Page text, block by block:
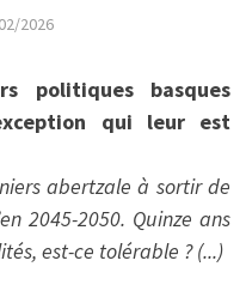
2026
politiques basques
qui leur est
abertzale à sortir de
2045-2050. Quinze ans
est-ce tolérable ? (...)